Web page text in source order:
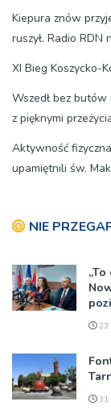
Kiepura znów
ruszył. Radio RDN
XI Bieg Koszycko-
Wszedł bez
z pięknymi
Aktywność
upamiętnili św.
NIE
23
31